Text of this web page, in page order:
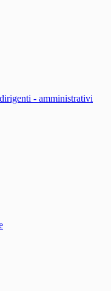
- amministrativi